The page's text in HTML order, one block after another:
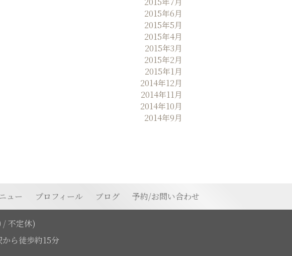
2015年6月
2015年5月
2015年4月
2015年3月
2015年2月
2015年1月
2014年12月
2014年11月
2014年10月
2014年9月
ュー プロフィール ブログ 予約/お問い合わせ
/ 不定休)
ら徒歩約15分